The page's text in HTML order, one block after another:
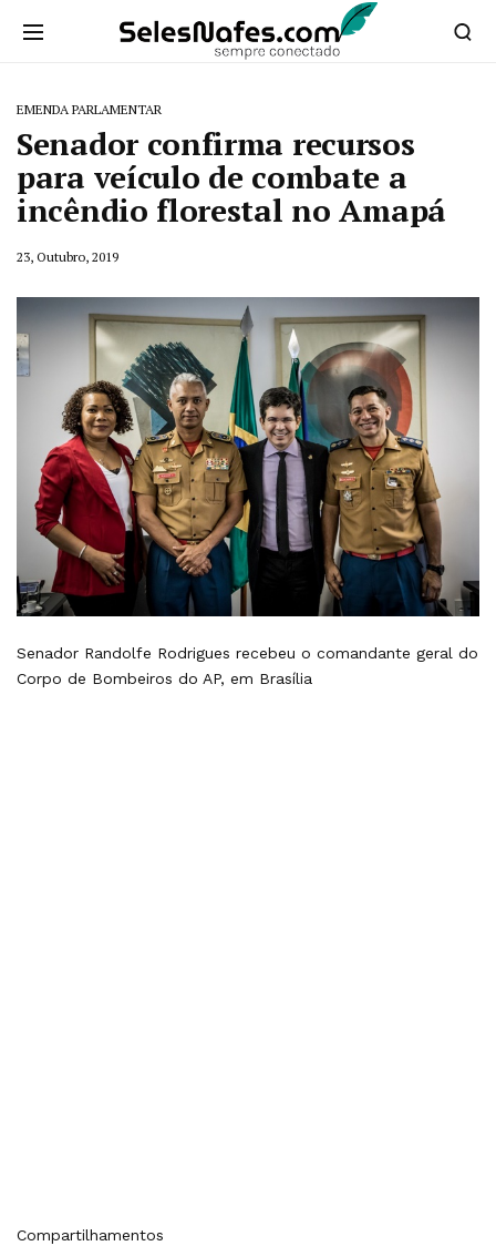
EMENDA PARLAMENTAR
Senador confirma recursos
para veículo de combate a
incêndio florestal no Amapá
23, Outubro, 2019
Senador Randolfe Rodrigues recebeu o comandante geral do
Corpo de Bombeiros do AP, em Brasília
Compartilhamentos